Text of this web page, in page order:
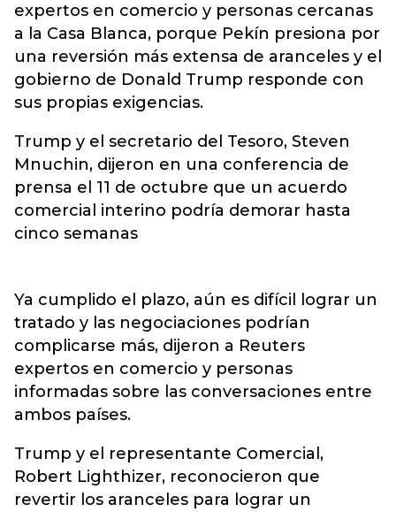
expertos en comercio y personas cercanas
a la Casa Blanca, porque Pekín presiona por
una reversión más extensa de aranceles y el
gobierno de Donald Trump responde con
sus propias exigencias.
Trump y el secretario del Tesoro, Steven
Mnuchin, dijeron en una conferencia de
prensa el 11 de octubre que un acuerdo
comercial interino podría demorar hasta
cinco semanas
Ya cumplido el plazo, aún es difícil lograr un
tratado y las negociaciones podrían
complicarse más, dijeron a Reuters
expertos en comercio y personas
informadas sobre las conversaciones entre
ambos países.
Trump y el representante Comercial,
Robert Lighthizer, reconocieron que
revertir los aranceles para lograr un